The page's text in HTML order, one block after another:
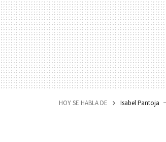
HOY SE HABLA DE Isabel Pantoja